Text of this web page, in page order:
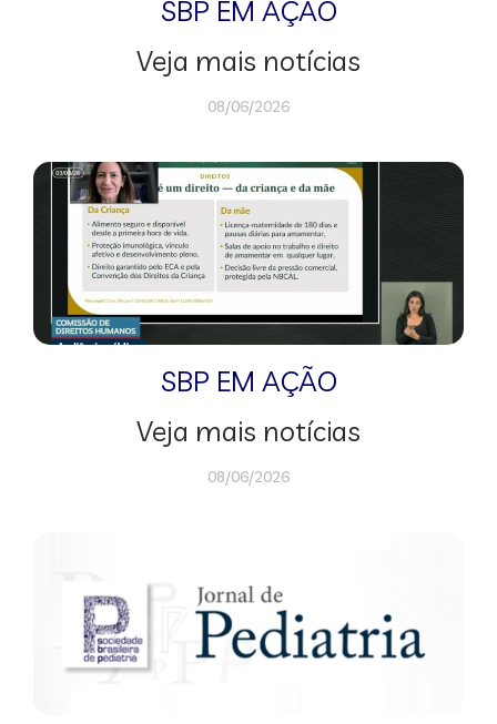
SBP EM AÇÃO
Veja mais notícias
08/06/2026
SBP EM AÇÃO
Veja mais notícias
08/06/2026